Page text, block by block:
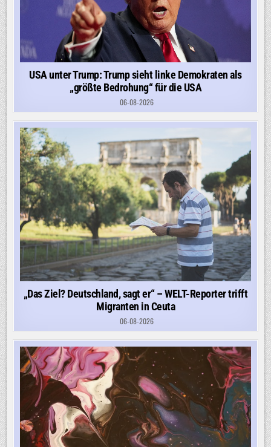
USA unter Trump: Trump sieht linke Demokraten als
„größte Bedrohung“ für die USA
06-08-2026
„Das Ziel? Deutschland, sagt er“ – WELT-Reporter trifft
Migranten in Ceuta
06-08-2026